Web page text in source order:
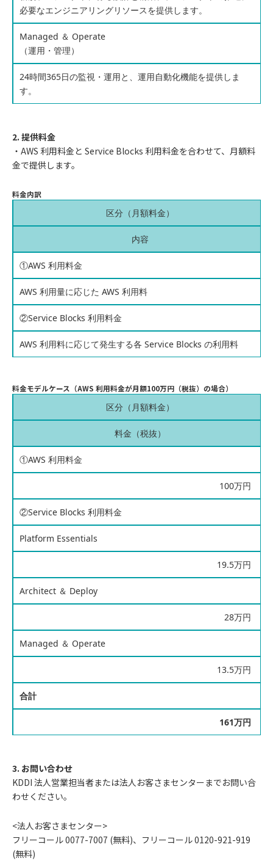
必要なエンジニアリングリソースを提供します。
Managed ＆ Operate
（運用・管理）
24時間365日の監視・運用と、運用自動化機能を提供しま
す。
2. 提供料金
・AWS 利用料金と Service Blocks 利用料金を合わせて、月額料
金で提供します。
料金内訳
区分（月額料金）
内容
①AWS 利用料金
AWS 利用量に応じた AWS 利用料
②Service Blocks 利用料金
AWS 利用料に応じて発生する各 Service Blocks の利用料
料金モデルケース（AWS 利用料金が月額100万円（税抜）の場合）
区分（月額料金）
料金（税抜）
①AWS 利用料金
100万円
②Service Blocks 利用料金
Platform Essentials
19.5万円
Architect ＆ Deploy
28万円
Managed ＆ Operate
13.5万円
合計
161万円
3. お問い合わせ
KDDI 法人営業担当者または法人お客さまセンターまでお問い合
わせください。
<法人お客さまセンター>
フリーコール 0077-7007 (無料)、フリーコール 0120-921-919
(無料)